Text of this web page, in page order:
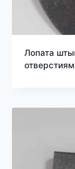
Лопата